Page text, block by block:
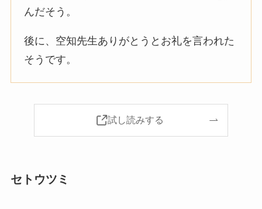
んだそう。
後に、空知先生ありがとうとお礼を言われた
そうです。
試し読みする
セトウツミ